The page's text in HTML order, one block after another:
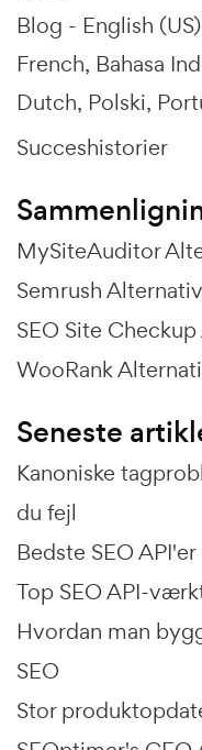
Blog - English (US)
French Bahasa
Dutch Polski
Succeshistorier
MySiteAuditor
Semrush Alternativ
SEO Site
WooRank
Seneste
Kanoniske
du fejl
Bedste SEO
Top SEO API-
Hvordan man
SEO
Stor